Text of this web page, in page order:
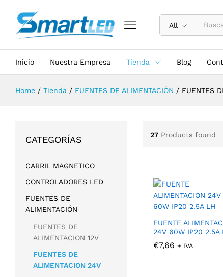
All
Inicio Nuestra Empresa Tienda Blog
Home / Tienda / FUENTES DE ALIMENTACIÓN / FUENTES
27 Products found
FUENTE
24V 60W IP20 2.5A
€7,66 + IVA
€7,66
CATEGORÍAS
CARRIL MAGNETICO
CONTROLADORES LED
FUENTES DE
ALIMENTACIÓN
FUENTES DE
ALIMENTACION 12V
FUENTES DE
ALIMENTACION 24V